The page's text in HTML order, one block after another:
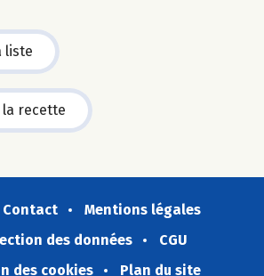
liste
la recette
Contact
Mentions légales
des données
CGU
des cookies
Plan du site